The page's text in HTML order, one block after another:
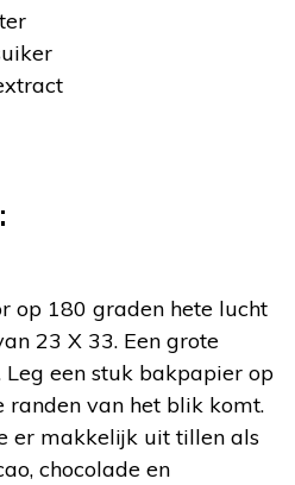
op 180 graden hete lucht
23 X 33. Een grote
een stuk bakpapier op
randen van het blik komt.
er makkelijk uit tillen als
chocolade en